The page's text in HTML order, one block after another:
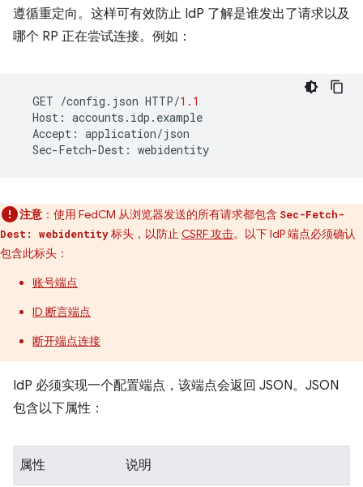
遵循重定向。这样可有效防止 IdP 了解是谁发出了请求以及
哪个 RP 正在尝试连接。例如：
GET /config . json HTTP/1.1
Host : accounts . idp . example
Accept : application/json
Sec-Fetch-Dest : webidentity
注意 ：使用 FedCM 从浏览器发送的所有请求都包含 Sec-Fetch-
Dest: webidentity标头，以防止 CSRF 攻击。以下 IdP 端点必须确认
包含此标头：
账号端点
ID 断言端点
断开端点连接
IdP 必须实现一个配置端点，该端点会返回 JSON。JSON
包含以下属性：
属性 说明